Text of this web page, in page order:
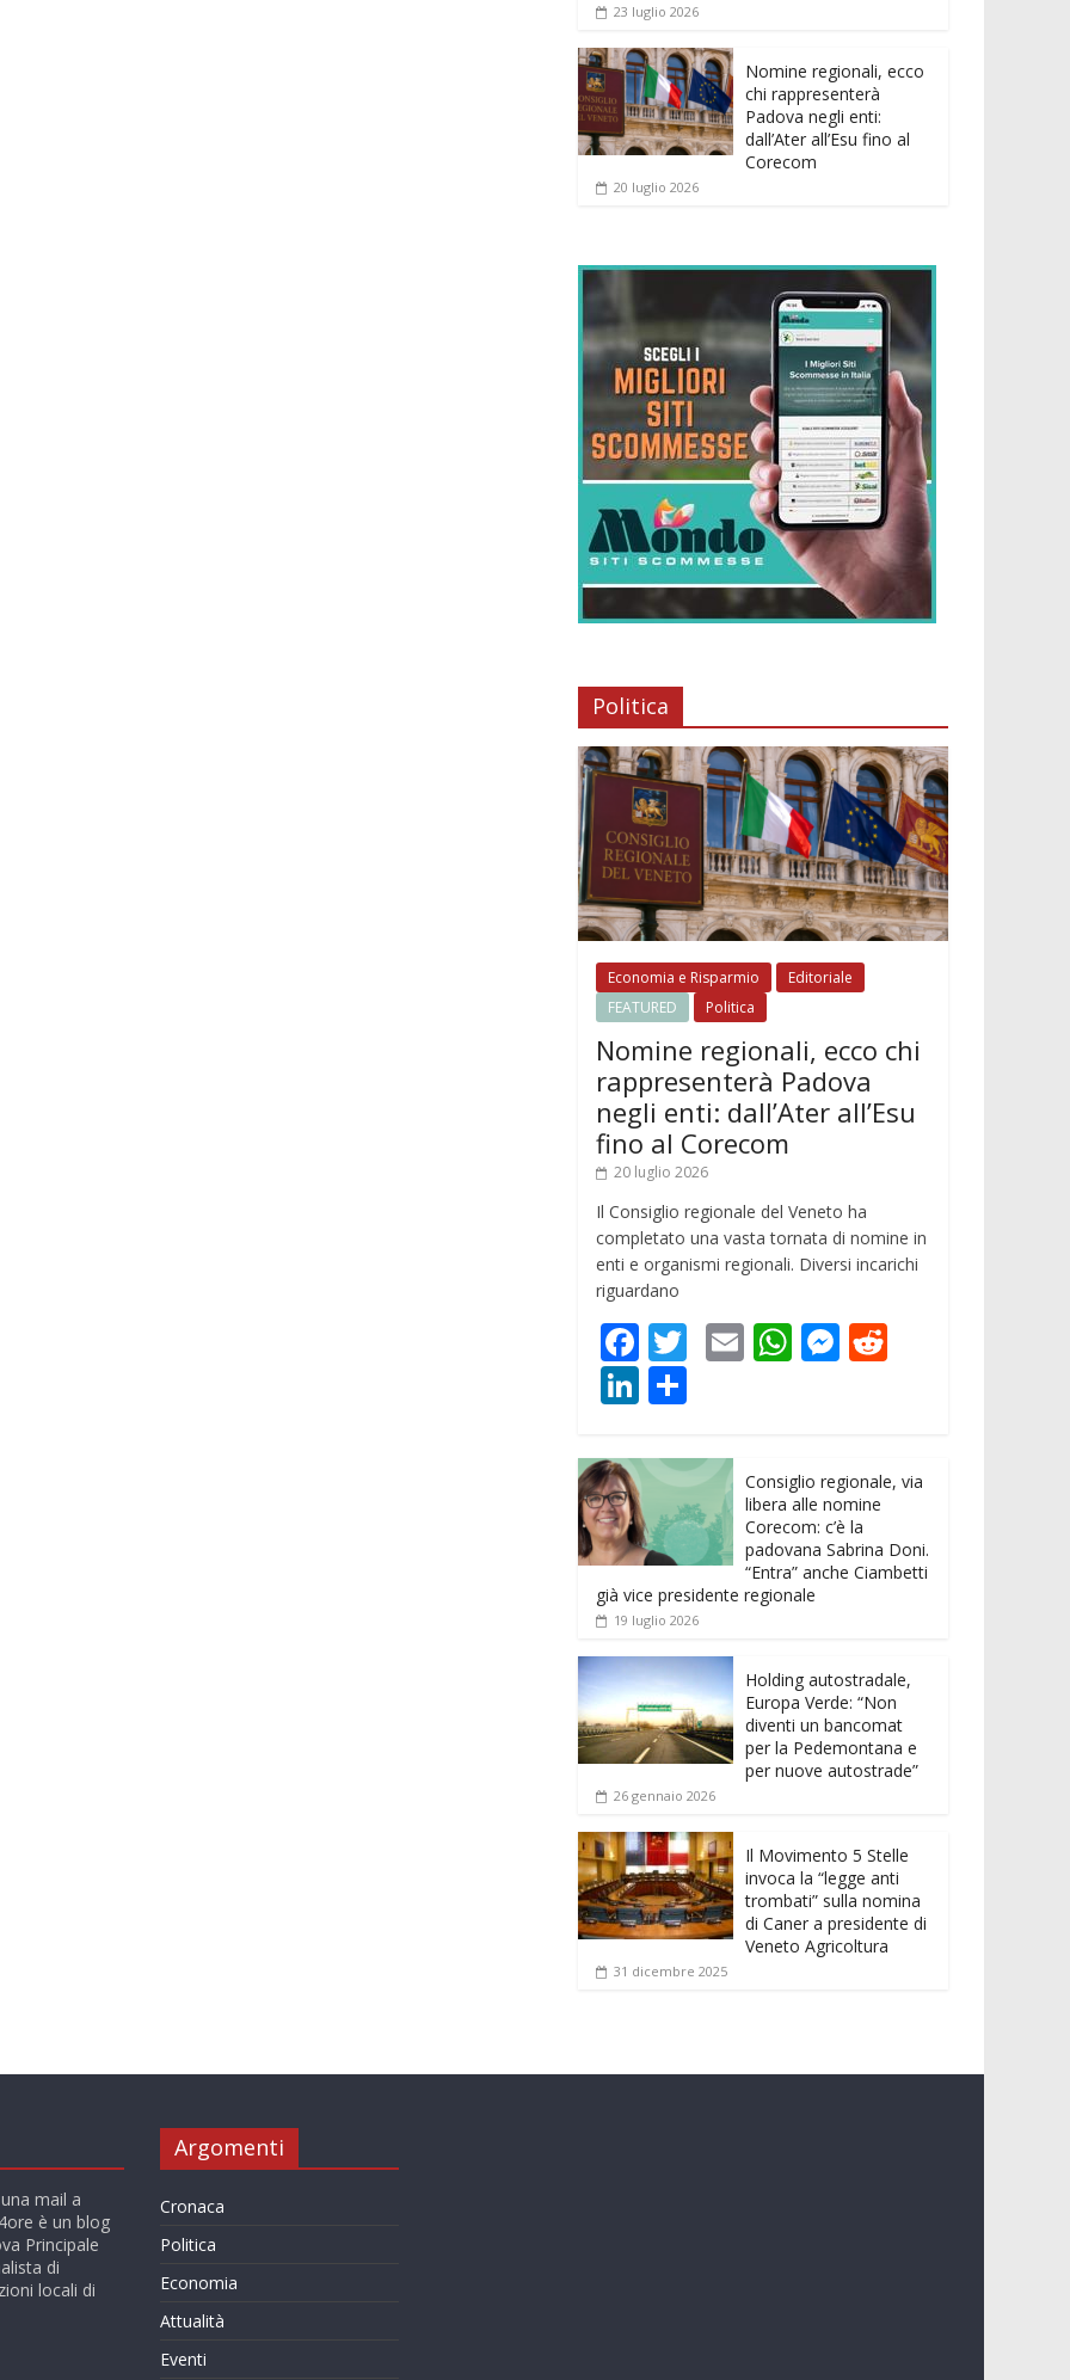
23 luglio 2026
Nomine regionali, ecco
chi rappresenterà
Padova negli enti:
dall’Ater all’Esu fino al
Corecom
20 luglio 2026
Politica
Economia e Risparmio
Editoriale
FEATURED
Politica
Nomine regionali, ecco chi
rappresenterà Padova
negli enti: dall’Ater all’Esu
fino al Corecom
20 luglio 2026
Il Consiglio regionale del Veneto ha
completato una vasta tornata di nomine in
enti e organismi regionali. Diversi incarichi
riguardano
F
ac
e
b
o
o
k
T
er
E W
A
p
p
M
n
g
er
t
Li
k
e
dI
n
n
di
vi
di
Consiglio regionale, via
libera alle nomine
Corecom: c’è la
padovana Sabrina Doni.
“Entra” anche Ciambetti
già vice presidente regionale
19 luglio 2026
Holding autostradale,
Europa Verde: “Non
diventi un bancomat
per la Pedemontana e
per nuove autostrade”
26 gennaio 2026
Il Movimento 5 Stelle
invoca la “legge anti
trombati” sulla nomina
di Caner a presidente di
Veneto Agricoltura
31 dicembre 2025
mail a
è un blog
Principale
di
locali di
Argomenti
Cronaca
Politica
Economia
Attualità
Eventi